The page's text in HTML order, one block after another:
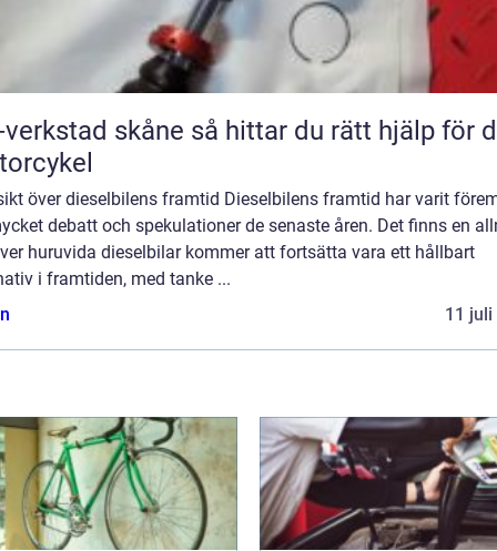
skåne så hittar du rätt hjälp för din
över dieselbilens framtid Dieselbilens framtid har varit
debatt och spekulationer de senaste åren. Det finns en
huruvida dieselbilar kommer att fortsätta vara ett hållbart
i framtiden, med tanke ...
11 juli